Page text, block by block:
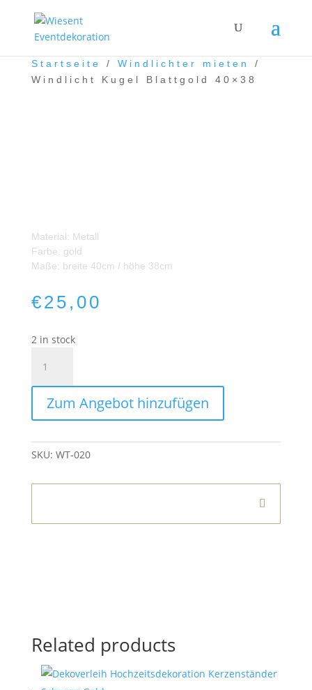
Startseite / Windlichter mieten
/
Windlicht Kugel Blattgold 40×38
Material: Metall
Farbe: gold
Maße: breite 40cm / höhe 38cm
€25,00
2 in stock
Kugel
Blattgold
40x38
quantity
Zum Angebot hinzufügen
SKU: WT-020
Related products